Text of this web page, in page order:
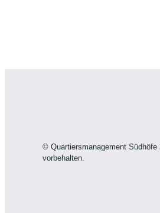
© Quartiersmanagement Südhöfe
vorbehalten.